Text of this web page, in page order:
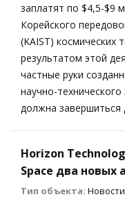
заплатят по $4,5-$9
Корейского
(KAIST) космических
результатом этой
частные руки
научно-
должна завершиться
Horizon
Space два новых
Тип объекта: Новости